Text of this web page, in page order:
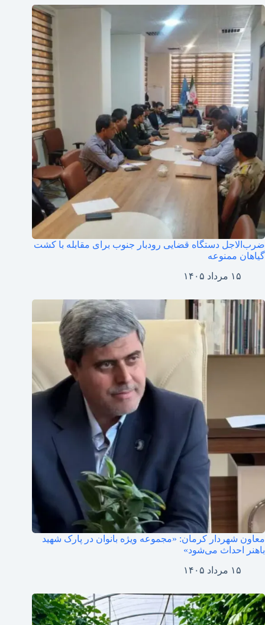
ضرب‌الاجل دستگاه قضایی رودبار جنوب برای مقابله با کشت
گیاهان ممنوعه
۱۵ مرداد ۱۴۰۵
معاون شهردار کرمان: «مجموعه ویژه بانوان در پارک شهید
باهنر احداث می‌شود»
۱۵ مرداد ۱۴۰۵